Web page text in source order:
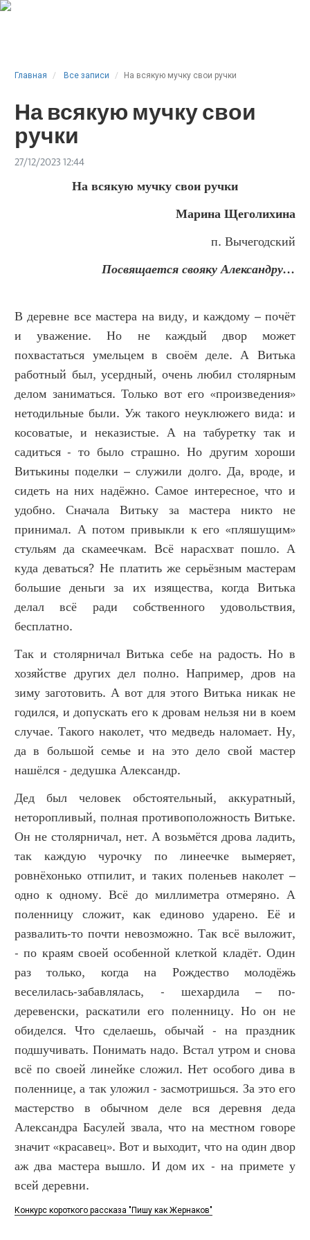
Главная Все записи На всякую мучку свои ручки
На всякую мучку свои
ручки
27/12/2023 12:44
На всякую мучку свои ручки
Марина Щеголихина
п. Вычегодский
Посвящается свояку Александру…
В деревне все мастера на виду, и каждому – почёт
и уважение. Но не каждый двор может
похвастаться умельцем в своём деле. А Витька
работный был, усердный, очень любил столярным
делом заниматься. Только вот его «произведения»
нетодильные были. Уж такого неуклюжего вида: и
косоватые, и неказистые. А на табуретку так и
садиться - то было страшно. Но другим хороши
Витькины поделки – служили долго. Да, вроде, и
сидеть на них надёжно. Самое интересное, что и
удобно. Сначала Витьку за мастера никто не
принимал. А потом привыкли к его «пляшущим»
стульям да скамеечкам. Всё нарасхват пошло. А
куда деваться? Не платить же серьёзным мастерам
большие деньги за их изящества, когда Витька
делал всё ради собственного удовольствия,
бесплатно.
Так и столярничал Витька себе на радость. Но в
хозяйстве других дел полно. Например, дров на
зиму заготовить. А вот для этого Витька никак не
годился, и допускать его к дровам нельзя ни в коем
случае. Такого наколет, что медведь наломает. Ну,
да в большой семье и на это дело свой мастер
нашёлся - дедушка Александр.
Дед был человек обстоятельный, аккуратный,
неторопливый, полная противоположность Витьке.
Он не столярничал, нет. А возьмётся дрова ладить,
так каждую чурочку по линеечке вымеряет,
ровнёхонько отпилит, и таких поленьев наколет –
одно к одному. Всё до миллиметра отмеряно. А
поленницу сложит, как единово ударено. Её и
развалить-то почти невозможно. Так всё выложит,
- по краям своей особенной клеткой кладёт. Один
раз только, когда на Рождество молодёжь
веселилась-забавлялась, - шехардила – по-
деревенски, раскатили его поленницу. Но он не
обиделся. Что сделаешь, обычай - на праздник
подшучивать. Понимать надо. Встал утром и снова
всё по своей линейке сложил. Нет особого дива в
поленнице, а так уложил - засмотришься. За это его
мастерство в обычном деле вся деревня деда
Александра Басулей звала, что на местном говоре
значит «красавец». Вот и выходит, что на один двор
аж два мастера вышло. И дом их - на примете у
всей деревни.
Конкурс короткого рассказа "Пишу как Жернаков"